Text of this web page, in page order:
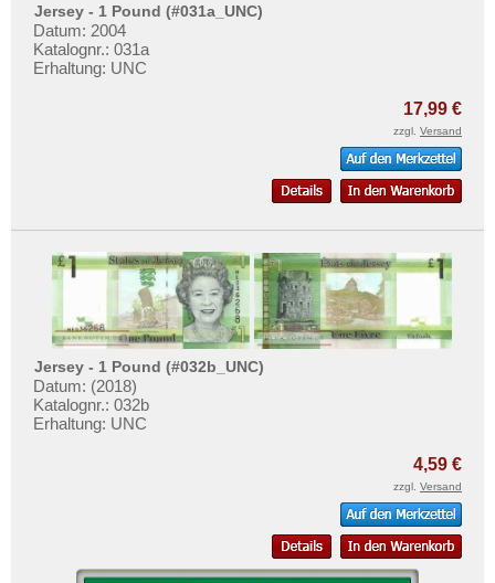
Jersey - 1 Pound (#031a_UNC)
Datum: 2004
Katalognr.: 031a
Erhaltung: UNC
17,99 €
zzgl. Versand
Jersey - 1 Pound (#032b_UNC)
Datum: (2018)
Katalognr.: 032b
Erhaltung: UNC
4,59 €
zzgl. Versand